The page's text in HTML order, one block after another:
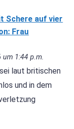
Schere auf vier
Frau
um 1:44 p.m.
laut britischen
und in dem